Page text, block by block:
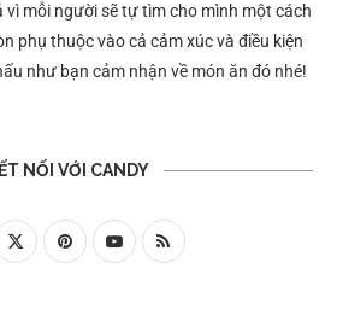
mỗi người sẽ tự tìm cho mình một cách
phụ thuộc vào cả cảm xúc và điều kiện
như bạn cảm nhận về món ăn đó nhé!
NỐI VỚI CANDY